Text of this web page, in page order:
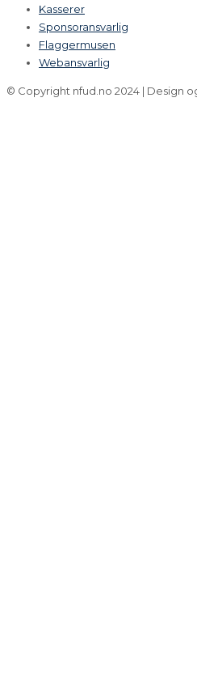
Kasserer
Sponsoransvarlig
Flaggermusen
Webansvarlig
© Copyright nfud.no 2024 | Design